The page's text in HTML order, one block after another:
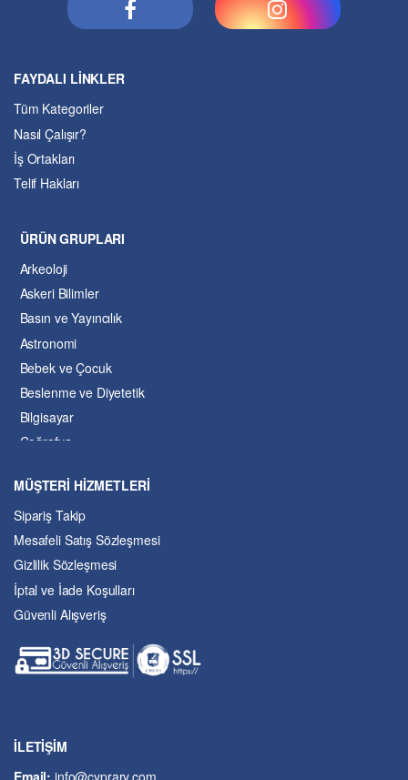
FAYDALI LİNKLER
Tüm Kategoriler
Nasıl Çalışır?
İş Ortakları
Telif Hakları
ÜRÜN GRUPLARI
Arkeoloji
Askeri Bilimler
Basın ve Yayıncılık
Astronomi
Bebek ve Çocuk
Beslenme ve Diyetetik
Bilgisayar
Coğrafya
Dil ve Edebiyat
Eğitim
Ekonomi ve Finans
Enerji
Felsefe
Fen Bilimleri
Güzel Sanatlar
İşletme ve Yönetim
MÜŞTERİ HİZMETLERİ
Sipariş Takip
Mesafeli Satış Sözleşmesi
Gizlilik Sözleşmesi
İptal ve İade Koşulları
Güvenli Alışveriş
İLETİŞİM